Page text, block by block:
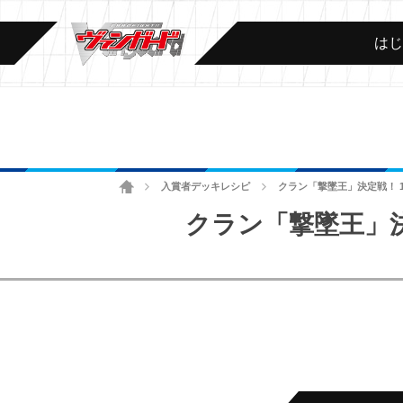
は
ホーム 入賞者デッキレシピ クラン「撃墜王」決定戦！
クラン「撃墜王」